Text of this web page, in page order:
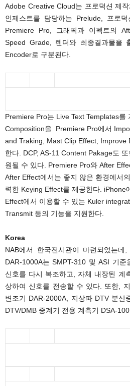
Adobe Creative Cloud는 프로덕션 제
인제스트를 담당하는 Prelude, 프로
Premiere Pro, 그래픽과 이펙트의
Speed Grade, 렌더와 최종결과물을
Encoder로 구분된다.
Premiere Pro는 Live Text Templates를
Composition을 Premiere Pro에서
and Traking, Mast Clip Effect, Improve
한다. DCP, AS-11 Content Pakage도
원될 수 있다. Premiere Pro와 After
After Effect에서는 좋지 않은 환경에서
력한 Keying Effect를 제공한다. iPhone
Effect에서 이용할 수 있는 Kuler
Transmit 등의 기능을 지원한다.
Korea
NAB에서 한국전시관이 마련되었는
DAR-1000A는 SMPT-310 및 ASI 기준
신호를 다시 복조하고, 자체 내장된 계
상하여 신호를 전송할 수 있다. 또한,
변조기 DAR-2000A, 지상파 DTV 분산
DTV/DMB 중계기 전용 계측기 DSA-